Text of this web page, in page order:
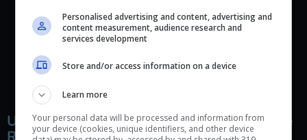
modo da avere abbastanza
tempo per schivare gli
Una vera e propria passione per Dance Dance
Personalised advertising and content, advertising and
content measurement, audience research and
services development
Store and/or access information on a device
Learn more
Your personal data will be processed and information from
your device (cookies, unique identifiers, and other device